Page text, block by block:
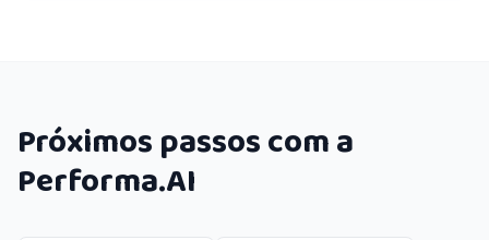
Próximos passos com a
Performa.AI